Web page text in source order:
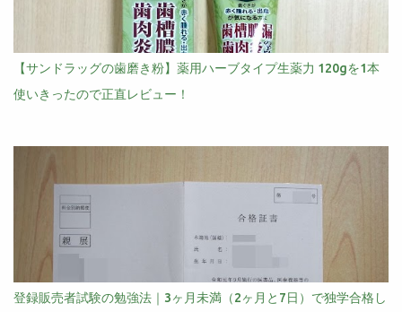
【サンドラッグの歯磨き粉】薬用ハーブタイプ生薬力 120gを1本
使いきったので正直レビュー！
登録販売者試験の勉強法｜3ヶ月未満（2ヶ月と7日）で独学合格し